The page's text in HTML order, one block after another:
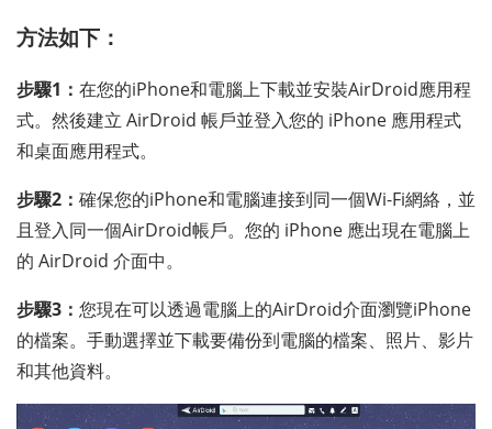
方法如下：
步驟1： 在您的iPhone和電腦上下載並安裝AirDroid應用程
式。然後建立 AirDroid 帳戶並登入您的 iPhone 應用程式
和桌面應用程式。
步驟2： 確保您的iPhone和電腦連接到同一個Wi-Fi網絡，並
且登入同一個AirDroid帳戶。您的 iPhone 應出現在電腦上
的 AirDroid 介面中。
步驟3： 您現在可以透過電腦上的AirDroid介面瀏覽iPhone
的檔案。手動選擇並下載要備份到電腦的檔案、照片、影片
和其他資料。